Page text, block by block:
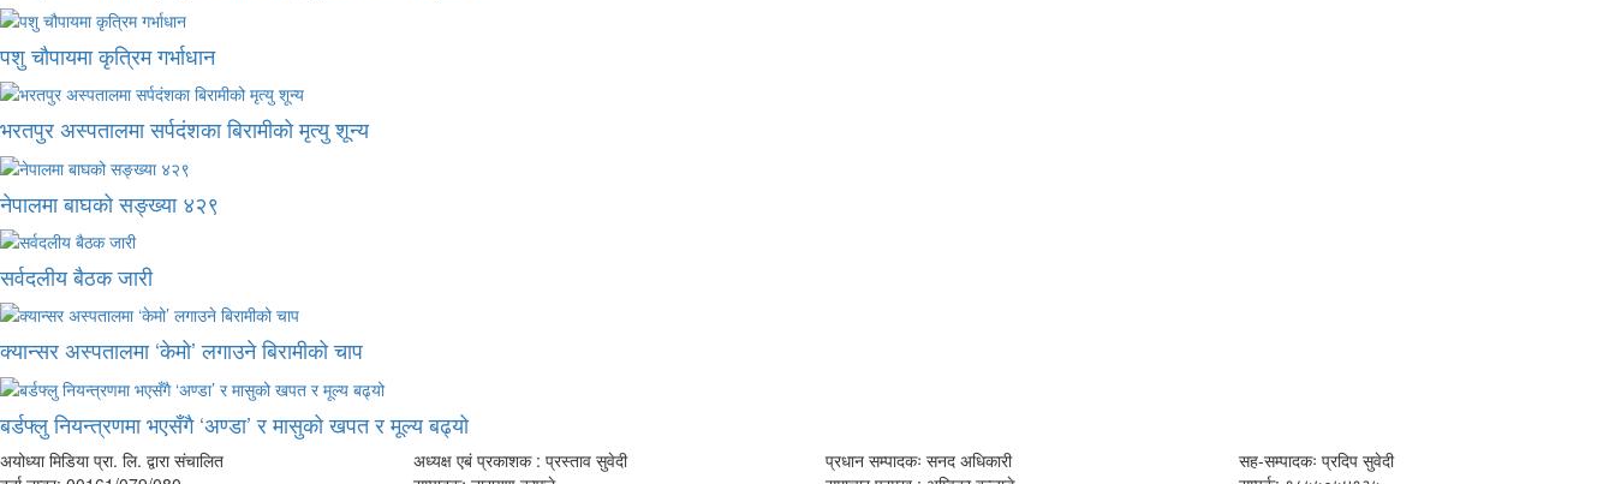
पशु चौपायमा कृत्रिम गर्भाधान
भरतपुर अस्पतालमा सर्पदंशका बिरामीको मृत्यु शून्य
नेपालमा बाघको सङ्ख्या ४२९
सर्वदलीय बैठक जारी
क्यान्सर अस्पतालमा ‘केमो’ लगाउने बिरामीको चाप
बर्डफ्लु नियन्त्रणमा भएसँगै ‘अण्डा’ र मासुको खपत र मूल्य बढ्यो
अयोध्या मिडिया प्रा. लि. द्वारा संचालित
अध्यक्ष एबं प्रकाशक : प्रस्ताव सुवेदी
प्रधान सम्पादकः सनद अधिकारी
सह-सम्पादकः प्रदिप सुवेदी